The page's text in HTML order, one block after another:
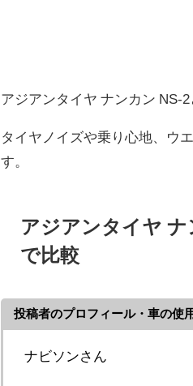
アジアンタイヤ ナンカン NS-
タイヤノイズや乗り心地、ウ
す。
アジアンタイヤ
で比較
投稿者のプロフィール・車の使
ナビソンさん